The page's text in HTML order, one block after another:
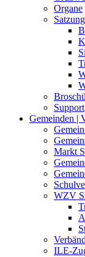
Organe
Support
Gemeinden |
Markt
WZV
ILE-